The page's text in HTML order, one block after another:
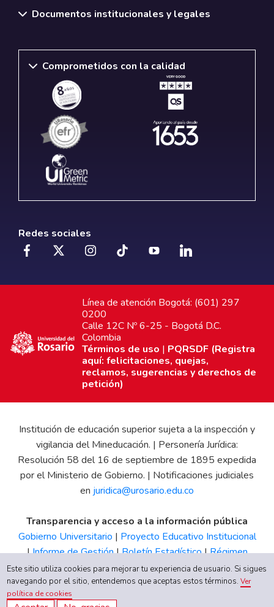
Documentos institucionales y legales
Comprometidos con la calidad
Redes sociales
Línea de atención Bogotá: (601) 297
0200
Calle 12C Nº 6-25 - Bogotá D.C.
Colombia
Términos de uso | PQRSDF (Registra
aquí: felicitaciones, quejas,
reclamos, sugerencias y derechos de
petición)
Institución de educación superior sujeta a la inspección y
vigilancia del Mineducación. | Personería Jurídica:
Resolución 58 del 16 de septiembre de 1895 expedida
por el Ministerio de Gobierno. | Notificaciones judiciales
en juridica@urosario.edu.co
Transparencia y acceso a la información pública
Gobierno Universitario | Proyecto Educativo Institucional
|Informe de Gestión|Boletín Estadístico|Régimen
Tributario|Estados Financieros |Código de Ética| Canal
de Integridad UR
Este sitio utiliza cookies para mejorar tu experiencia de usuario. Si sigues
navegando por el sitio, entendemos que aceptas estos términos.Ver
política de cookies